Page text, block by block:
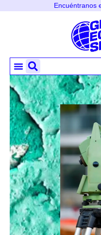
Encuéntranos